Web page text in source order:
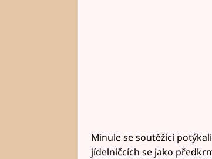
Minule se soutěžící
jídelníčcích se jako